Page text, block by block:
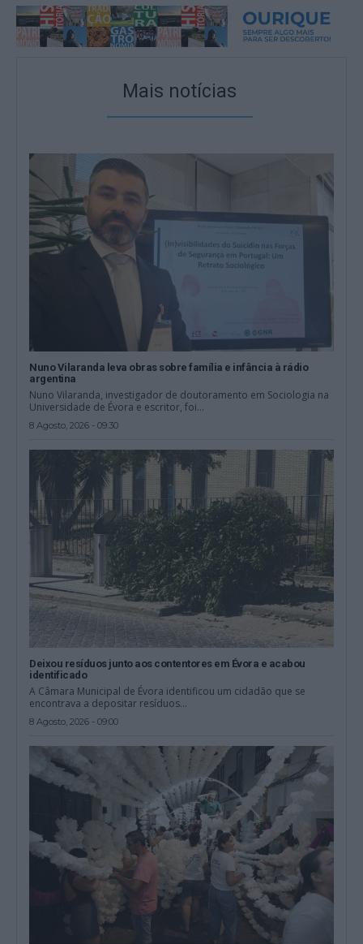
Mais notícias
Nuno Vilaranda leva obras sobre família e infância à rádio
argentina
Nuno Vilaranda, investigador de doutoramento em Sociologia na
Universidade de Évora e escritor, foi...
8 Agosto, 2026 - 09:30
Deixou resíduos junto aos contentores em Évora e acabou
identificado
A Câmara Municipal de Évora identificou um cidadão que se
encontrava a depositar resíduos...
8 Agosto, 2026 - 09:00